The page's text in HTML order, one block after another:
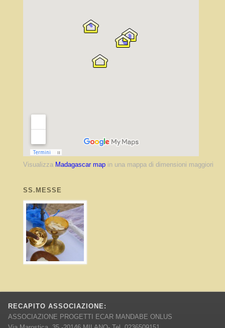
Visualizza Madagascar mapin una mappa di dimensioni maggiori
SS.MESSE
RECAPITO ASSOCIAZIONE:
ASSOCIAZIONE PROGETTI ECAR MANDABE ONLUS